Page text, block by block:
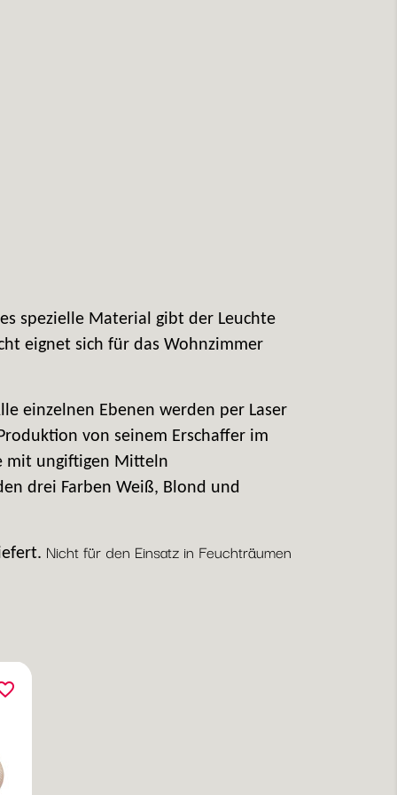
spezielle Material gibt der Leuchte
eignet sich für das Wohnzimmer
einzelnen Ebenen werden per Laser
von seinem Erschaffer im
mit ungiftigen Mitteln
drei Farben Weiß, Blond und
Nicht für den Einsatz in Feuchträumen